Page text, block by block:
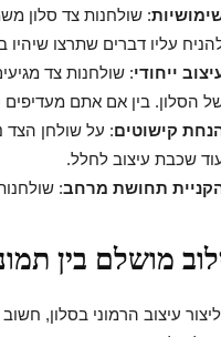
: שולחנות צד סלון
עליו דברים שתרצו שיהיו
ייחודי: שולחנות צד
הסלון. בין אם אתם מעדיפים
קישוטים: על שולחן הצד
שכבת עיצוב לחלל.
תחושת מרחב:
מושלם בין
ליצור עיצוב הרמוני בסלון,